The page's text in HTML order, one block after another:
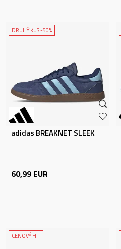
DRUHÝ KUS -50%
adidas BREAKNET SLEEK
60,99 EUR
CENOVÝ HIT